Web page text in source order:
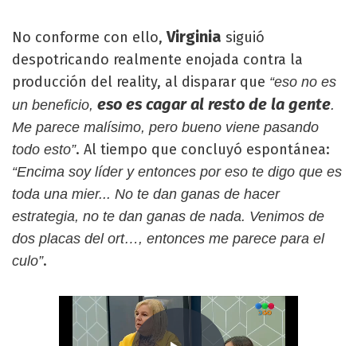
No conforme con ello, Virginia siguió
despotricando realmente enojada contra la
producción del reality, al disparar que “eso no es
un beneficio, eso es cagar al resto de la gente.
Me parece malísimo, pero bueno viene pasando
todo esto”. Al tiempo que concluyó espontánea:
“Encima soy líder y entonces por eso te digo que es
toda una mier... No te dan ganas de hacer
estrategia, no te dan ganas de nada. Venimos de
dos placas del ort…, entonces me parece para el
culo”.